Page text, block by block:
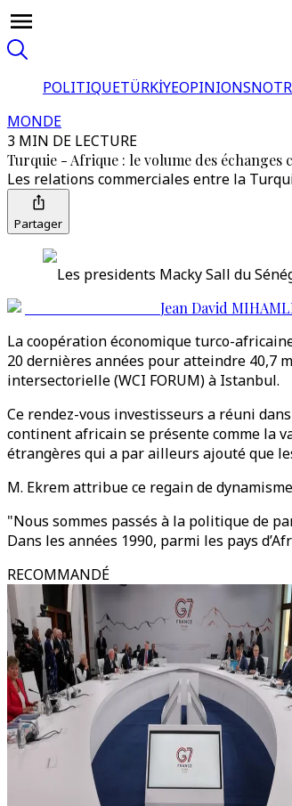
POLITIQUETÜRKİYEOPINIONS
MONDE
3 MIN DE LECTURE
Turquie - Afrique : le volume des
Les relations commerciales entre la
Partager
Les presidents Macky Sall du
Jean David
La coopération économique turco-
20 dernières années pour atteindre 40,7
intersectorielle (WCI FORUM) à Istanbul.
Ce rendez-vous investisseurs a réuni
continent africain se présente comme la
étrangères qui a par ailleurs ajouté que
M. Ekrem attribue ce regain de
"Nous sommes passés à la politique de
Dans les années 1990, parmi les pays
RECOMMANDÉ